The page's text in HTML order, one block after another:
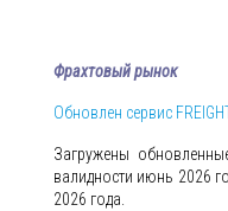
Фрахтовый рынок
Обновлен сервис
Загружены
валидности июнь 2026
2026 года.